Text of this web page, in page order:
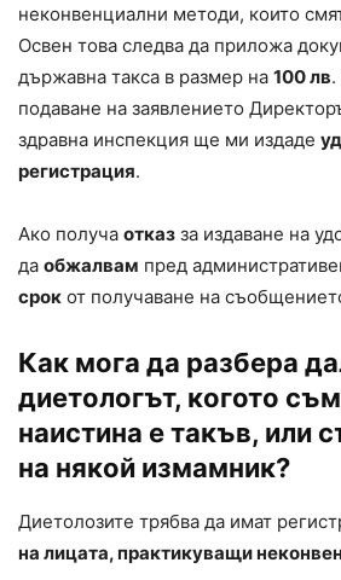
неконвенциални методи, които
Освен това следва да приложа
държавна такса в размер на 100 лв
подаване на заявлението
здравна инспекция ще ми издаде
регистрация.
Ако получа отказ за издаване на
да обжалвам пред
срок от получаване на
Как мога да разбера
диетологът, когото
наистина е такъв, или
на някой измамник?
Диетолозите трябва да имат
на лицата, практикуващи